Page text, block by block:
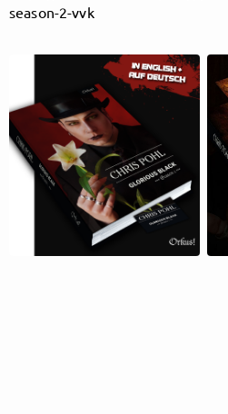
Follow
About
season-2-vvk
Follow